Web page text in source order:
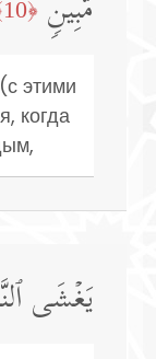
مُّبِینࣲ ﴿10﴾
этими
когда
یَغۡشَى